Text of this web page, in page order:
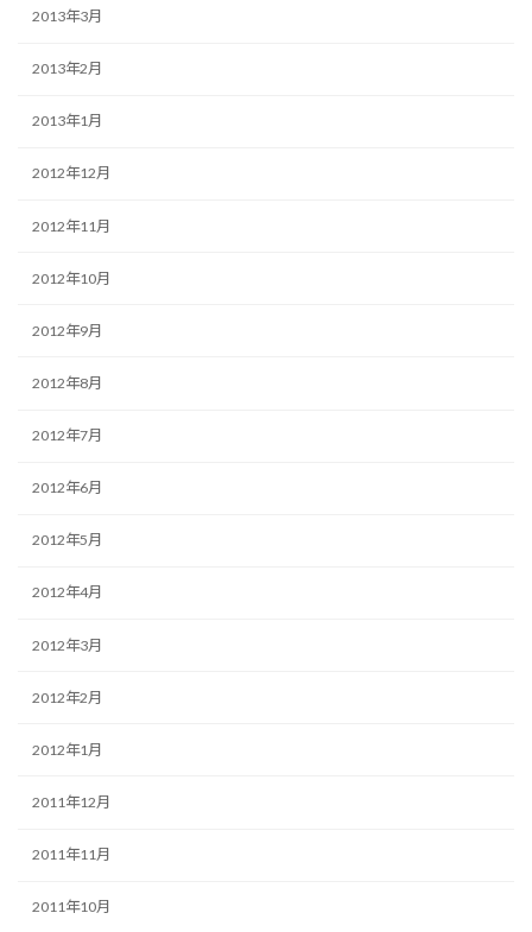
2013年3月
2013年2月
2013年1月
2012年12月
2012年11月
2012年10月
2012年9月
2012年8月
2012年7月
2012年6月
2012年5月
2012年4月
2012年3月
2012年2月
2012年1月
2011年12月
2011年11月
2011年10月